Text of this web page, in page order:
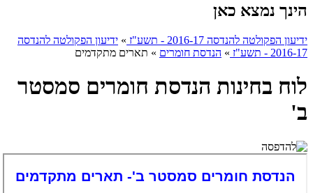
הינך נמצא כאן
ידיעון הפקולטה להנדסה 2016-17 - תשע"ז » ידיעון הפקולטה להנדסה
2016-17 - תשע"ז
» הנדסת חומרים » תארים מתקדמים
לוח בחינות הנדסת חומרים סמסטר
ב'